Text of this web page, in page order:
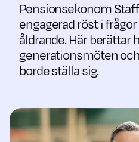
Pensionsekonom
engagerad röst i
åldrande. Här berättar
generationsmöten
borde ställa sig.